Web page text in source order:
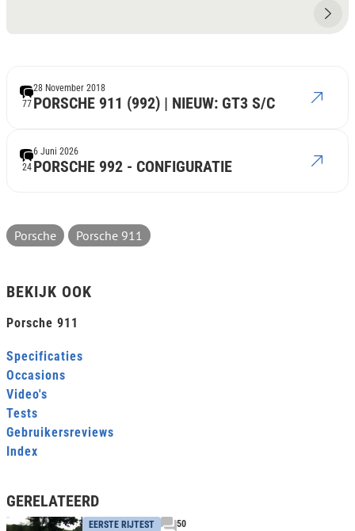
77 PORSCHE 911 (992) | NIEUW: GT3 S/C
28 November 2018
24 PORSCHE 992 - CONFIGURATIE
6 Juni 2026
Porsche Porsche 911
BEKIJK OOK
Porsche 911
Specificaties
Occasions
Video's
Tests
Gebruikersreviews
Index
GERELATEERD
EERSTE RIJTEST 50